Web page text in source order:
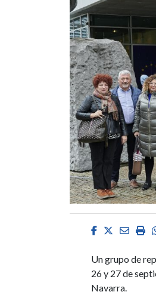
Facebook
Twitter
Email
Un grupo de
26 y 27 de
Navarra.